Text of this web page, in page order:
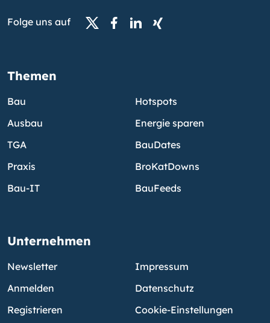
Folge uns auf
Themen
Bau
Ausbau
TGA
Praxis
Bau-IT
Hotspots
Energie sparen
BauDates
BroKatDowns
BauFeeds
Unternehmen
Newsletter
Anmelden
Registrieren
Impressum
Datenschutz
Cookie-Einstellungen